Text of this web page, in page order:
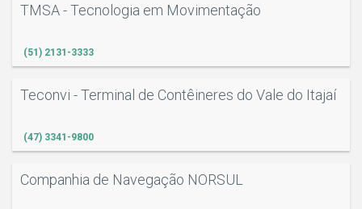
TMSA - Tecnologia em Movimentação
(51) 2131-3333
Teconvi - Terminal de Contêineres do Vale do Itajaí
(47) 3341-9800
Companhia de Navegação NORSUL